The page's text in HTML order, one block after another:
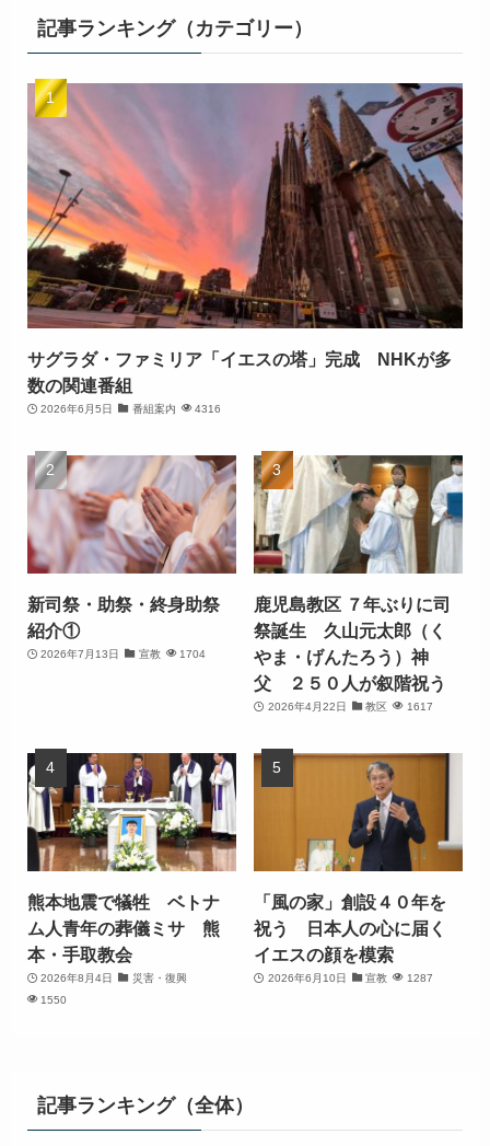
記事ランキング（カテゴリー）
サグラダ・ファミリア「イエスの塔」完成 NHKが多
数の関連番組
2026年6月5日 番組案内 4316
新司祭・助祭・終身助祭
紹介①
2026年7月13日 宣教 1704
鹿児島教区 ７年ぶりに司
祭誕生 久山元太郎（く
やま・げんたろう）神
父 ２５０人が叙階祝う
2026年4月22日 教区 1617
熊本地震で犠牲 ベトナ
ム人青年の葬儀ミサ 熊
本・手取教会
2026年8月4日
災害・復興
1550
「風の家」創設４０年を
祝う 日本人の心に届く
イエスの顔を模索
2026年6月10日 宣教 1287
記事ランキング（全体）